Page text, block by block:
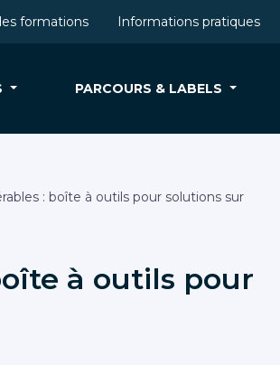
formations Informations pratiques
PARCOURS & LABELS
: boîte à outils pour solutions sur
à outils pour